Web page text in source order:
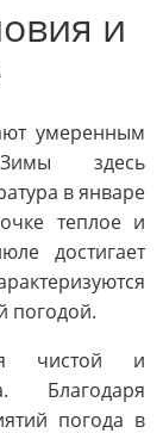
и
умеренным
здесь
в январе
теплое и
достигает
погодой.
чистой и
Благодаря
погода в